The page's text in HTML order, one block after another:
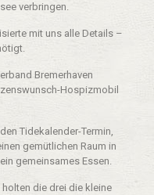
verbringen.
mit uns alle Details –
Bremerhaven
Hospizmobil
Tidekalender-Termin,
gemütlichen Raum in
gemeinsames Essen.
die drei die kleine